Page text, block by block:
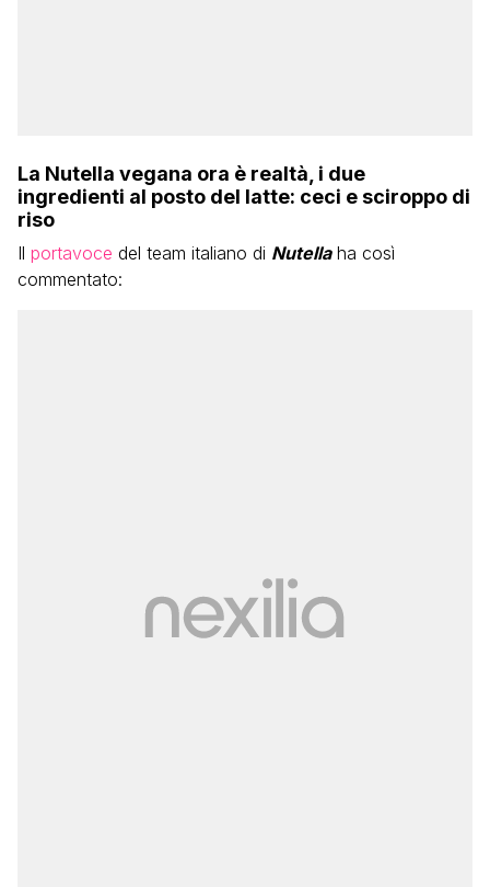
La Nutella vegana ora è realtà, i due
ingredienti al posto del latte: ceci e sciroppo di
riso
Il portavoce del team italiano di Nutellaha così
commentato: